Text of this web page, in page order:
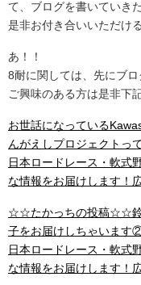
て、ブログを書いていき
是非お付き合いいただけ
あ！！
8耐に関しては、先にブロ
ご興味のある方は是非下
お世話になっている
んがえしプロジェクトっ
日本ロードレース・軟式
な情報をお届けします！
☆☆たかっちの投稿☆☆鈴
子をお届けしちゃいます
日本ロードレース・軟式
な情報をお届けします！